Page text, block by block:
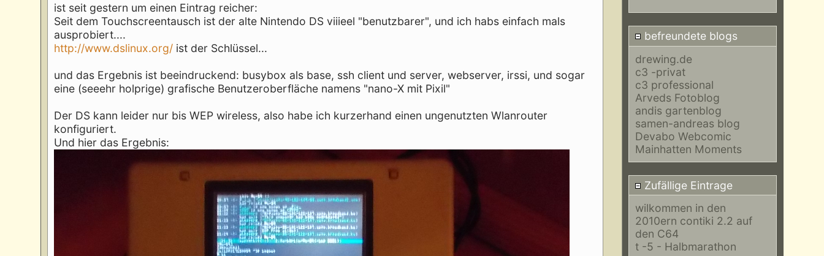
befreundete blogs
drewing.de
c3 -privat
c3 professional
Arveds Fotoblog
andis gartenblog
samen-andreas blog
Devabo Webcomic
Mainhatten Moments
Zufällige Eintrage
wilkommen in den
2010ern contiki 2.2 auf
den C64
t -5 - Halbmarathon
ist seit gestern um einen Eintrag reicher:
Seit dem Touchscreentausch ist der alte Nintendo DS viiieel "benutzbarer", und ich habs einfach mals
ausprobiert....
http://www.dslinux.org/ ist der Schlüssel...
und das Ergebnis ist beeindruckend: busybox als base, ssh client und server, webserver, irssi, und sogar
eine (seeehr holprige) grafische Benutzeroberfläche namens "nano-X mit Pixil"
Der DS kann leider nur bis WEP wireless, also habe ich kurzerhand einen ungenutzten Wlanrouter
konfiguriert.
Und hier das Ergebnis: